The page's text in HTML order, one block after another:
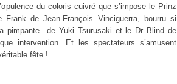
du coloris cuivré que s’impose le Prinz
de Jean-François Vinciguerra, bourru si
pimpante de Yuki Tsurusaki et le Dr Blind de
intervention. Et les spectateurs s’amusent
fête !